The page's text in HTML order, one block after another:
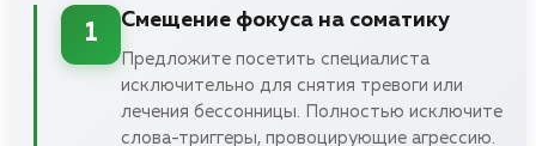
1
Смещение фокуса на соматику
Предложите посетить специалиста
исключительно для снятия тревоги или
лечения бессонницы. Полностью исключите
слова-триггеры, провоцирующие агрессию.